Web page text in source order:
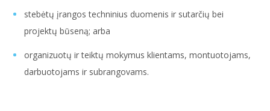
stebėtų įrangos techninius duomenis ir sutarčių bei
projektų būseną; arba
organizuotų ir teiktų mokymus klientams, montuotojams,
darbuotojams ir subrangovams.